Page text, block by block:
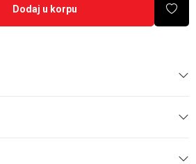
Dodaj u korpu